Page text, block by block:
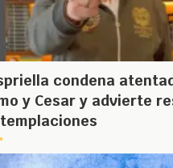
condena
y Cesar y advierte